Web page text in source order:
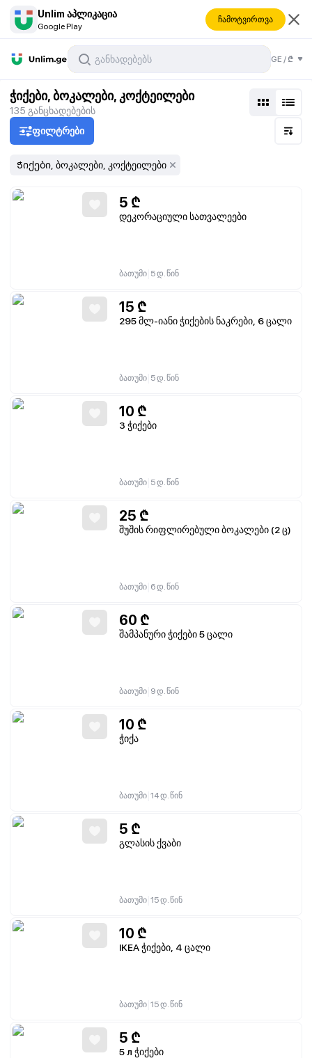
Unlim აპლიკაცია
Google Play
ჩამოტვირთვა
GE /₾
ჭიქები, ბოკალები, კოქტეილები
135 განცხადებების
ფილტრები
Ჭიქები, ბოკალები, კოქტეილები
5 ₾
დეკორაციული სათვალეები
ბათუმი 5 დ. წინ
15 ₾
295 მლ-იანი ჭიქების ნაკრები, 6 ცალი
ბათუმი 5 დ. წინ
10 ₾
3 ჭიქები
ბათუმი 5 დ. წინ
25 ₾
შუშის რიფლირებული ბოკალები (2 ც)
ბათუმი 6 დ. წინ
60 ₾
შამპანური ჭიქები 5 ცალი
ბათუმი 9 დ. წინ
10 ₾
ჭიქა
ბათუმი 14 დ. წინ
5 ₾
გლასის ქვაბი
ბათუმი 15 დ. წინ
10 ₾
IKEA ჭიქები, 4 ცალი
ბათუმი 15 დ. წინ
5 ₾
5 л ჭიქები